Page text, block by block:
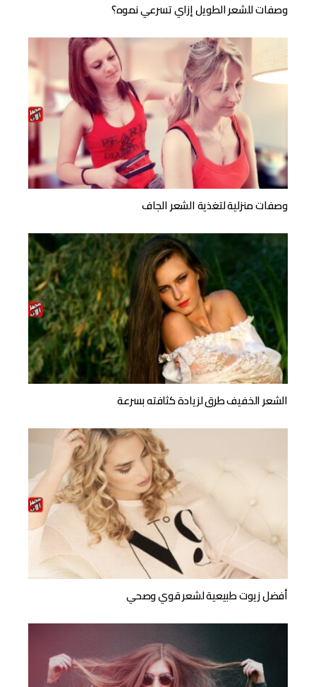
وصفات للشعر الطويل إزاي تسرعي نموه؟
وصفات منزلية لتغذية الشعر الجاف
الشعر الخفيف طرق لزيادة كثافته بسرعة
أفضل زيوت طبيعية لشعر قوي وصحي